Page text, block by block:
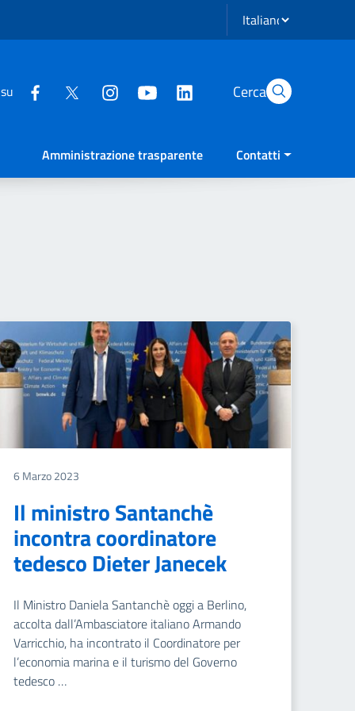
Seleziona lingua
Cerca
Amministrazione trasparente Contatti
6 Marzo 2023
Il ministro Santanchè
incontra coordinatore
tedesco Dieter Janecek
Il Ministro Daniela Santanchè oggi a Berlino,
accolta dall’Ambasciatore italiano Armando
Varricchio, ha incontrato il Coordinatore per
l’economia marina e il turismo del Governo
tedesco …